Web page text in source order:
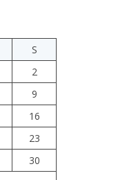
S
2
9
16
23
30